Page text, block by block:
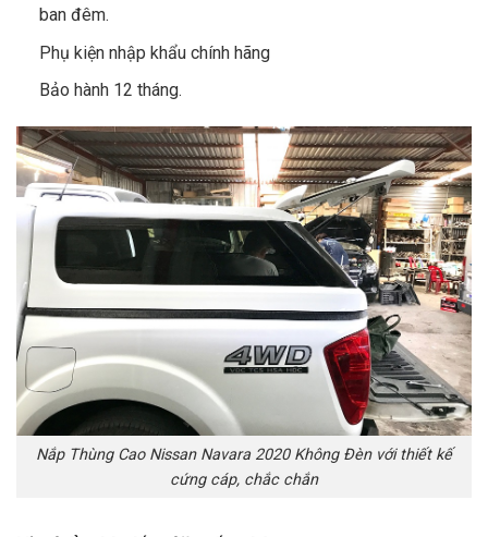
ban đêm.
Phụ kiện nhập khẩu chính hãng
Bảo hành 12 tháng.
Nắp Thùng Cao Nissan Navara 2020 Không Đèn với thiết kế
cứng cáp, chắc chắn